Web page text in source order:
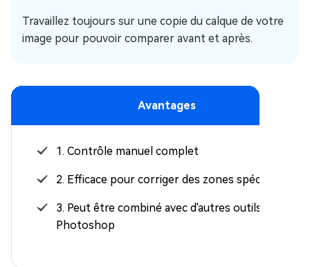
Travaillez toujours sur une copie du calque de votre
image pour pouvoir comparer avant et après.
Avantages
1. Contrôle manuel complet
2. Efficace pour corriger des zones spécifiques
3. Peut être combiné avec d'autres outils de
Photoshop